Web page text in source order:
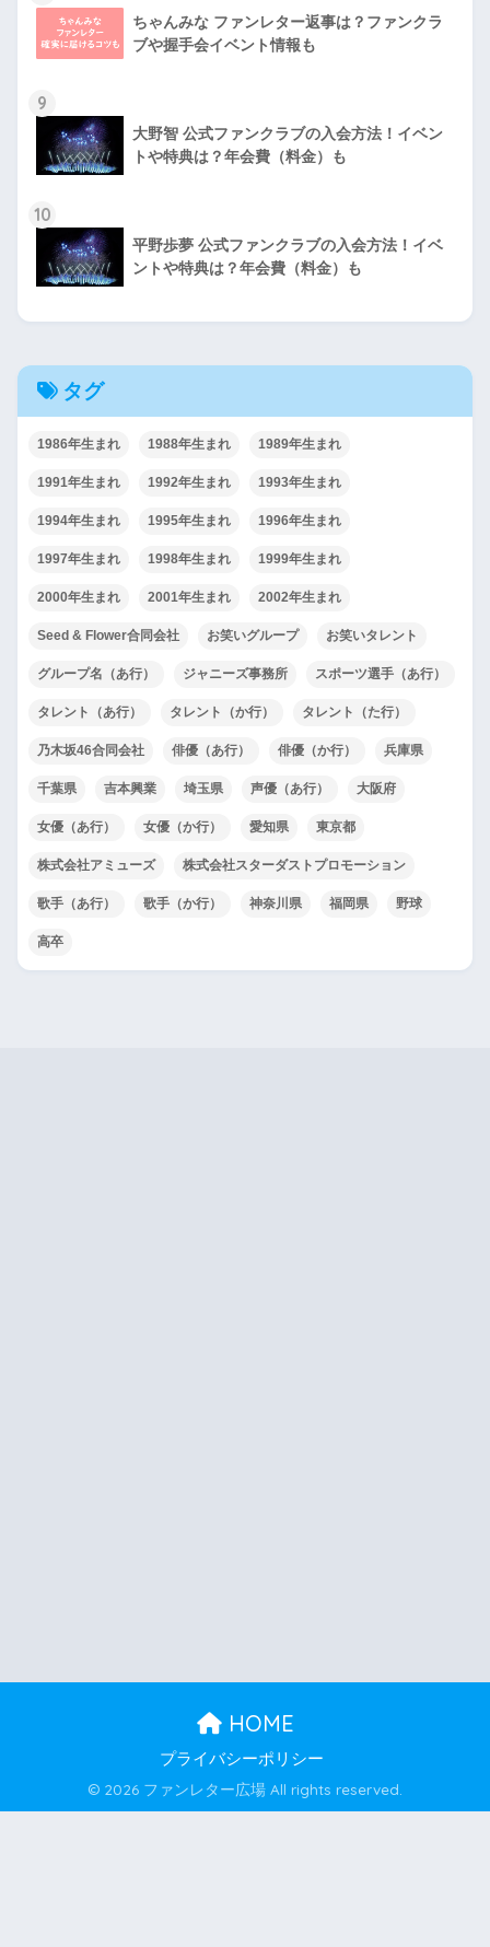
ちゃんみな ファンレター返事は？ファンクラ
ブや握手会イベント情報も
9
大野智 公式ファンクラブの入会方法！イベン
トや特典は？年会費（料金）も
10
平野歩夢 公式ファンクラブの入会方法！イベ
ントや特典は？年会費（料金）も
タグ
1986年生まれ 1988年生まれ 1989年生まれ
1991年生まれ 1992年生まれ 1993年生まれ
1994年生まれ 1995年生まれ 1996年生まれ
1997年生まれ 1998年生まれ 1999年生まれ
2000年生まれ 2001年生まれ 2002年生まれ
Seed & Flower合同会社 お笑いグループ お笑いタレント
グループ名（あ行） ジャニーズ事務所 スポーツ選手（あ行）
タレント（あ行） タレント（か行） タレント（た行）
乃木坂46合同会社 俳優（あ行） 俳優（か行） 兵庫県
千葉県 吉本興業 埼玉県 声優（あ行） 大阪府
女優（あ行） 女優（か行） 愛知県 東京都
株式会社アミューズ 株式会社スターダストプロモーション
歌手（あ行） 歌手（か行） 神奈川県 福岡県 野球
高卒
HOME
プライバシーポリシー
© 2026 ファンレター広場 All rights reserved.